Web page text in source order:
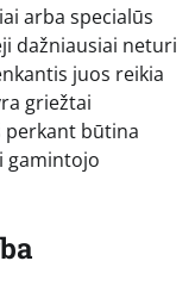
arba specialūs
dažniausiai neturi
juos reikia
griežtai
perkant būtina
gamintojo